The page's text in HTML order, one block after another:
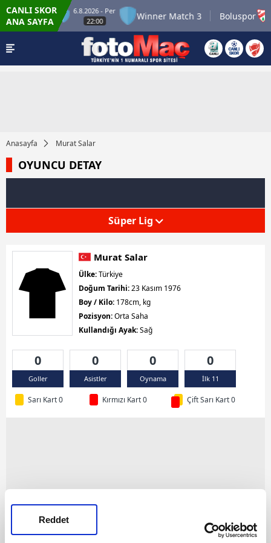
Reddet
CANLI SKOR
ANA SAYFA
Match 2
6.8.2026 - Per
22:00
Winner Match 3 Boluspor
Anasayfa Murat Salar
OYUNCU DETAY
Süper Lig
Murat Salar
Ülke:Türkiye
Doğum Tarihi:23 Kasım 1976
Boy / Kilo: 178cm, kg
Pozisyon:Orta Saha
Kullandığı Ayak:Sağ
0
Goller
0
Asistler
0
Oynama
0
İlk 11
Sarı Kart 0 Kırmızı Kart 0 Çift Sarı Kart 0